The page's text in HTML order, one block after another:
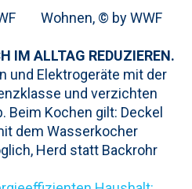
Wohnen, © by WWF
IM ALLTAG REDUZIEREN.
und Elektrogeräte mit der
und verzichten
Beim Kochen gilt: Deckel
dem Wasserkocher
Herd statt Backrohr